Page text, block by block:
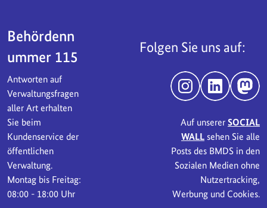
Behördenn
ummer 115
Antworten auf
Verwaltungsfragen
aller Art erhalten
Sie beim
Kundenservice der
öffentlichen
Verwaltung.
Montag bis Freitag:
08:00 - 18:00 Uhr
Folgen Sie uns auf:
InstagramLinkedIn
Auf unserer SOCIAL
WALLsehen Sie alle
Posts des BMDS in den
Sozialen Medien ohne
Nutzertracking,
Werbung und Cookies.